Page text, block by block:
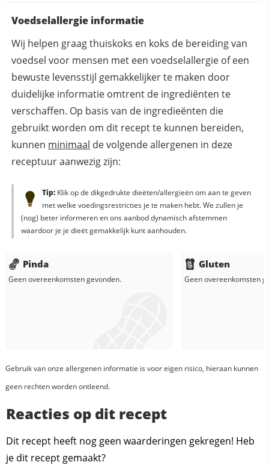
Voedselallergie informatie
Wij helpen graag thuiskoks en koks de bereiding van
voedsel voor mensen met een voedselallergie of een
bewuste levensstijl gemakkelijker te maken door
duidelijke informatie omtrent de ingrediënten te
verschaffen. Op basis van de ingredieënten die
gebruikt worden om dit recept te kunnen bereiden,
kunnen minimaal de volgende allergenen in deze
receptuur aanwezig zijn:
Tip:Klik op de dikgedrukte dieëten/allergieën om aan te geven
met welke voedingsrestricties je te maken hebt. We zullen je
(nog) beter informeren en ons aanbod dynamisch afstemmen
waardoor je je dieët gemakkelijk kunt aanhouden.
Pinda
Geen overeenkomsten gevonden.
Gluten
Geen overeenkomsten
Gebruik van onze allergenen informatie is voor eigen risico, hieraan kunnen
geen rechten worden ontleend.
Reacties op dit recept
Dit recept heeft nog geen waarderingen gekregen! Heb
je dit recept gemaakt?